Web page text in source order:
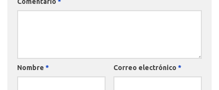
Nombre * Correo electrónico *